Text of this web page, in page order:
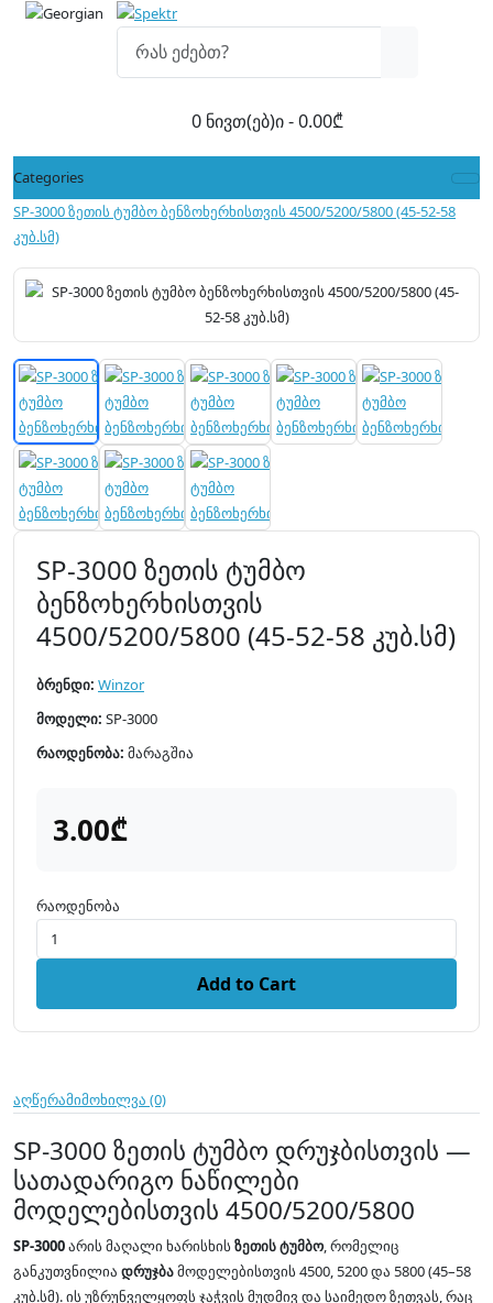
0 ნივთ(ებ)ი - 0.00₾
Categories
SP-3000 ზეთის ტუმბო ბენზოხერხისთვის 4500/5200/5800 (45-52-58
კუბ.სმ)
SP-3000 ზეთის ტუმბო
ბენზოხერხისთვის
4500/5200/5800 (45-52-58 კუბ.სმ)
ბრენდი: Winzor
მოდელი: SP-3000
რაოდენობა: მარაგშია
3.00₾
რაოდენობა
Add to Cart
აღწერამიმოხილვა (0)
SP-3000 ზეთის ტუმბო დრუჯბისთვის —
სათადარიგო ნაწილები
მოდელებისთვის 4500/5200/5800
SP-3000არის მაღალი ხარისხის ზეთის ტუმბო, რომელიც
განკუთვნილია დრუჯბამოდელებისთვის 4500, 5200 და 5800 (45–58
კუბ.სმ). ის უზრუნველყოფს ჯაჭვის მუდმივ და საიმედო ზეთვას, რაც